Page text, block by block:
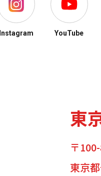
Instagram YouTube
東
〒
東京